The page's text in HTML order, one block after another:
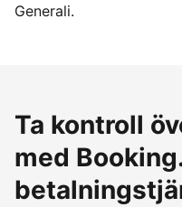
Generali.
Ta kontroll
med